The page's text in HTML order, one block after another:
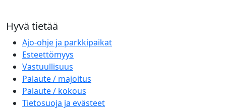
Hyvä tietää
Ajo-ohje ja parkkipaikat
Esteettömyys
Vastuullisuus
Palaute / majoitus
Palaute / kokous
Tietosuoja ja evästeet